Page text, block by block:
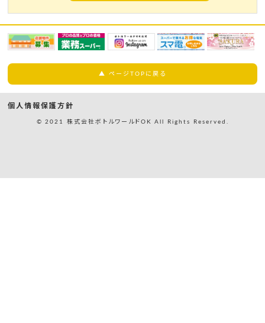
▲ ページTOPに戻る
個人情報保護方針
© 2021 株式会社ボトルワールドOK All Rights Reserved.